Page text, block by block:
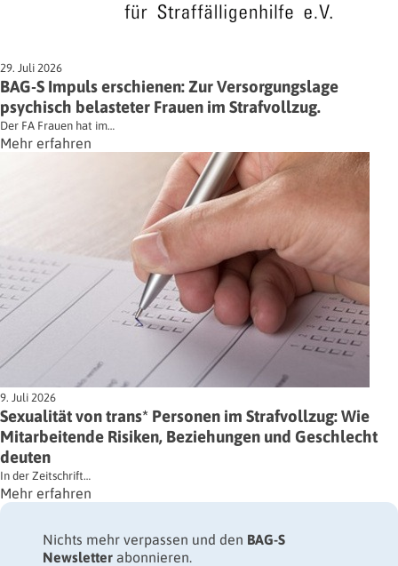
29. Juli 2026
BAG-S Impuls erschienen: Zur Versorgungslage
psychisch belasteter Frauen im Strafvollzug.
Der FA Frauen hat im…
Mehr erfahren
9. Juli 2026
Sexualität von trans* Personen im Strafvollzug: Wie
Mitarbeitende Risiken, Beziehungen und Geschlecht
deuten
In der Zeitschrift…
Mehr erfahren
Nichts mehr verpassen und den BAG-S
Newsletter abonnieren.